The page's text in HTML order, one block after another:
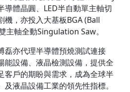
導體晶圓、LED半自動單主軸切
機，亦投入大基板BGA (Ball
主軸全動Singulation Saw。
磊亦代理半導體預燒測試連接
能設備、液晶檢測設備，提供全
客戶的期盼與需求，成為全球半
液晶設備工業的領先性指標。